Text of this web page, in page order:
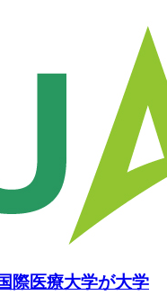
際医療大学が大学